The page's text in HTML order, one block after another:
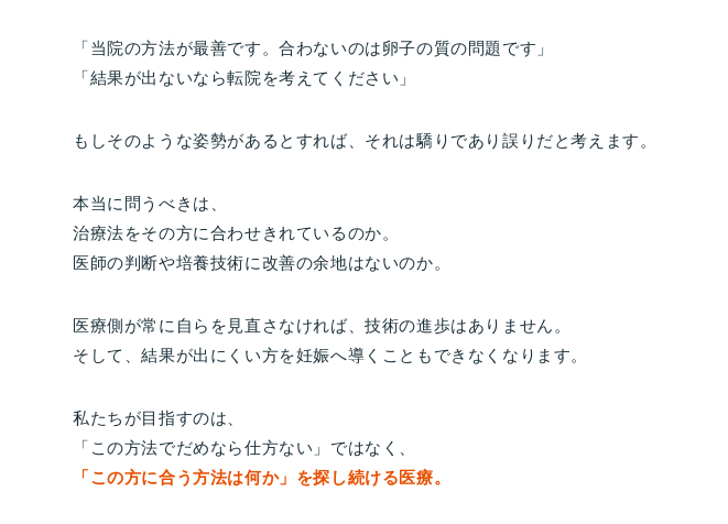
「当院の方法が最善です。合わないのは卵子の質の問題です」
「結果が出ないなら転院を考えてください」
もしそのような姿勢があるとすれば、それは驕りであり誤りだと考えます。
本当に問うべきは、
治療法をその方に合わせきれているのか。
医師の判断や培養技術に改善の余地はないのか。
医療側が常に自らを見直さなければ、技術の進歩はありません。
そして、結果が出にくい方を妊娠へ導くこともできなくなります。
私たちが目指すのは、
「この方法でだめなら仕方ない」ではなく、
「この方に合う方法は何か」を探し続ける医療。